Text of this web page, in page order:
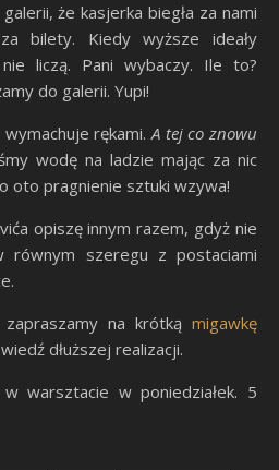
że kasjerka biegła za nami
bilety. Kiedy wyższe ideały
liczą. Pani wybaczy. Ile to?
do galerii. Yupi!
rękami.A tej co znowu
wodę na ladzie mając za nic
oto pragnienie sztuki wzywa!
opiszę innym razem, gdyż nie
szeregu z postaciami
na krótką migawkę
dłuższej realizacji.
warsztacie w poniedziałek. 5